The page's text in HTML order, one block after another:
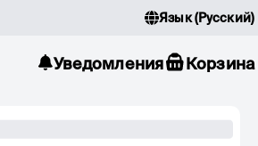
Язык(Русский)
Уведомления Корзина